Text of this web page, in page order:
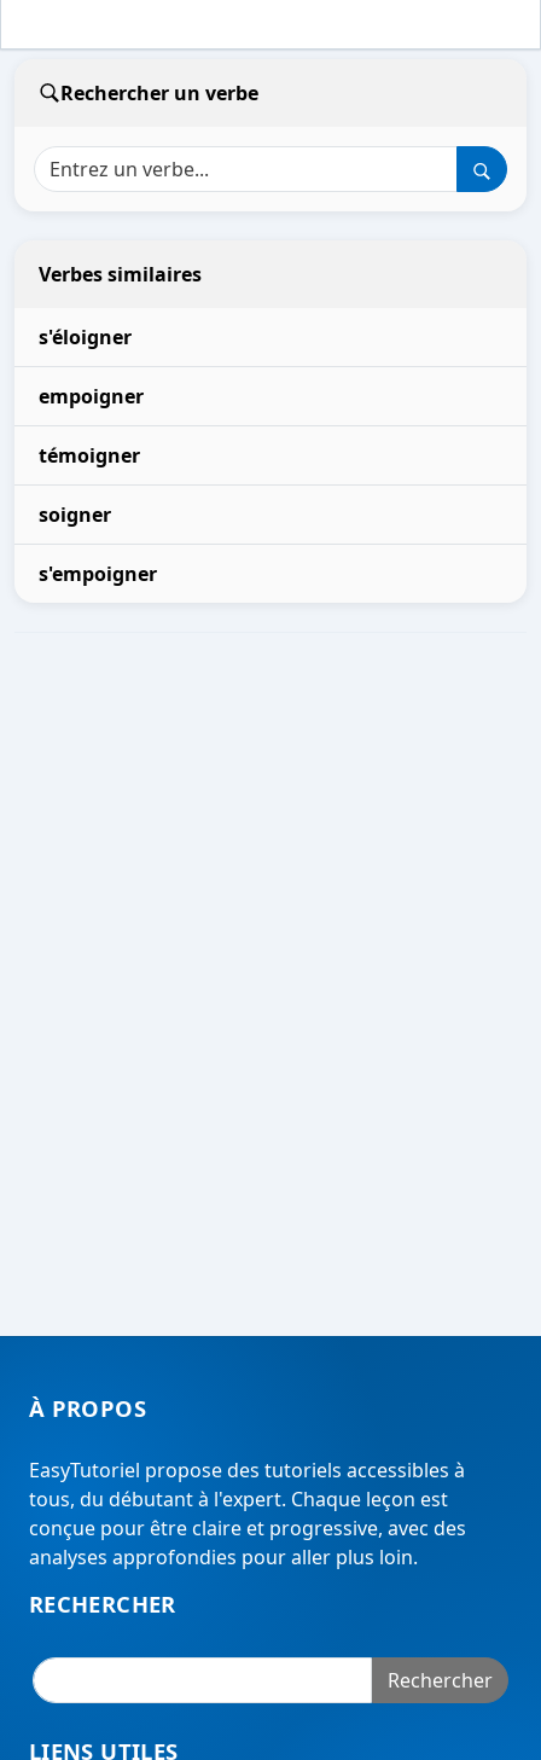
Rechercher un verbe
Verbes similaires
s'éloigner
empoigner
témoigner
soigner
s'empoigner
À PROPOS
EasyTutoriel propose des tutoriels accessibles à
tous, du débutant à l'expert. Chaque leçon est
conçue pour être claire et progressive, avec des
analyses approfondies pour aller plus loin.
RECHERCHER
Rechercher
LIENS UTILES